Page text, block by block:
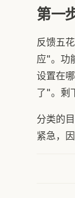
第一
反馈五
应"。功
设置在
了"。剩
分类的
紧急，